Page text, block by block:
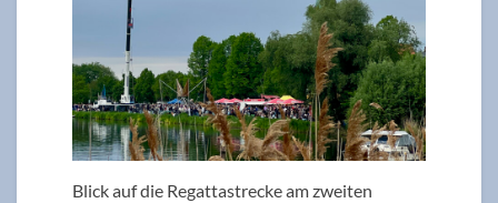
Blick auf die Regattastrecke am zweiten